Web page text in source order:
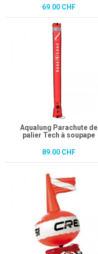
69.00 CHF
Aqualung Parachute de
palier Tech à soupape
89.00 CHF